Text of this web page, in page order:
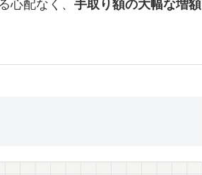
心配なく、 手取り額の大幅な増額